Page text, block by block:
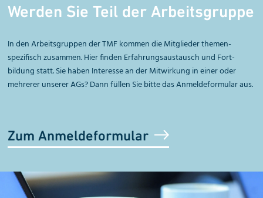
Werden Sie Teil der Arbeitsgruppe
In den Arbeitsgruppen der TMF kommen die Mitglieder themen­
spezifisch zusammen. Hier finden Erfahrungsaustausch und Fort­
bildung statt. Sie haben Interesse an der Mit­wirkung in einer oder
mehrerer unserer AGs?Dann füllen Sie bitte das Anmeldeformular aus.
Zum Anmeldeformular